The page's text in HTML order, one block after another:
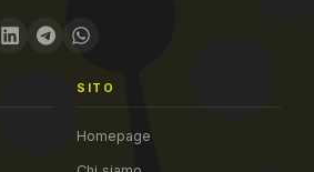
SITO
Homepage